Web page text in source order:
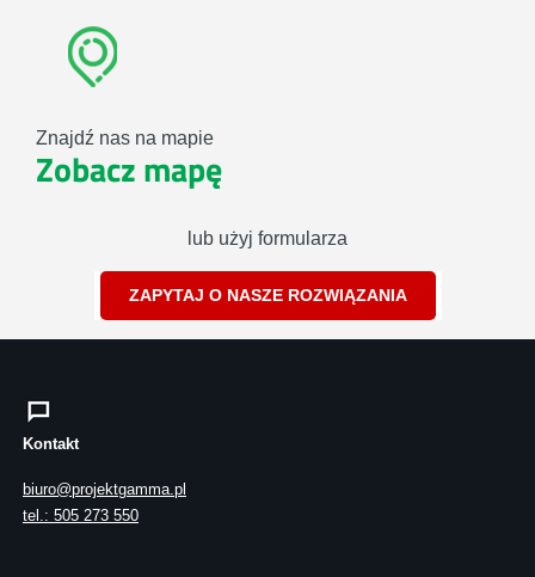
Znajdź nas na mapie
Zobacz mapę
lub użyj formularza
ZAPYTAJ O NASZE ROZWIĄZANIA
Kontakt
biuro@projektgamma.pl
tel.: 505 273 550